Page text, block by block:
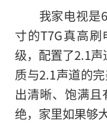
我家电视是
寸的T7G真高
级，配置了2.1
质与2.1声道的
出清晰、饱满
绝，家里如果够